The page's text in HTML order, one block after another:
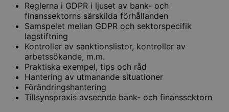
Reglerna i GDPR i ljuset av bank- och
finanssektorns särskilda förhållanden
Samspelet mellan GDPR och sektorspecifik
lagstiftning
Kontroller av sanktionslistor, kontroller av
arbetssökande, m.m.
Praktiska exempel, tips och råd
Hantering av utmanande situationer
Förändringshantering
Tillsynspraxis avseende bank- och finanssektorn